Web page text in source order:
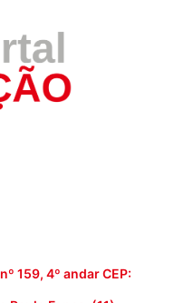
159, 4º andar CEP: